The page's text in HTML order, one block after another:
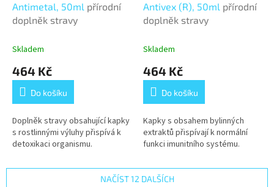
Antimetal, 50ml přírodní
doplněk stravy
Skladem
464 Kč
Do košíku
Doplněk stravy obsahující kapky
s rostlinnými výluhy přispívá k
detoxikaci organismu.
Antivex (R), 50ml přírodní
doplněk stravy
Skladem
464 Kč
Do košíku
Kapky s obsahem bylinných
extraktů přispívají k normální
funkci imunitního systému.
NAČÍST 12 DALŠÍCH